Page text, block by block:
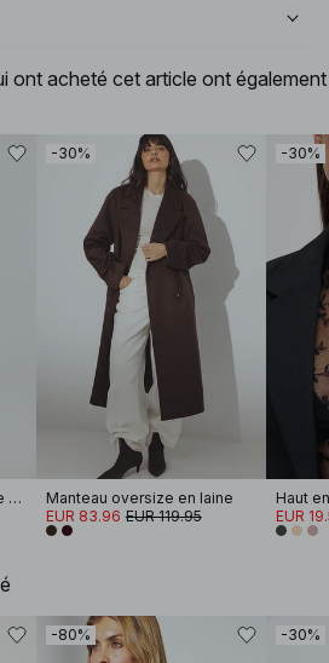
ont acheté cet article ont également
Pantalon de costume taille haute en tissu épais
-30%
Manteau oversize en laine
EUR 83.96 EUR 119.95
-30%
EUR
-80% -30%